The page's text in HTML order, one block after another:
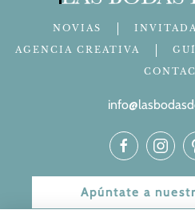
NOVIAS
AGENCIA CREATIVA
Apúntate a